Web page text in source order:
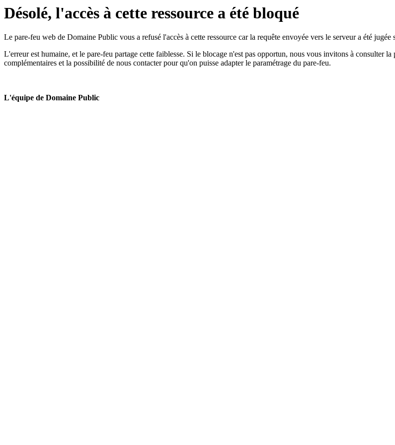
Désolé, l'accès à cette ressource a été bloqué
Le pare-feu web de Domaine Public vous a refusé l'accès à cette ressource car la requête envoyée vers le serveur a été jugée
L'erreur est humaine, et le pare-feu partage cette faiblesse. Si le blocage n'est pas opportun, nous vous invitons à consulter la
complémentaires et la possibilité de nous contacter pour qu'on puisse adapter le paramétrage du pare-feu.
L'équipe de Domaine Public